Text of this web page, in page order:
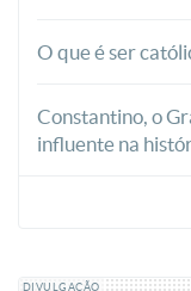
O que é ser
Constantino, o
influente na
DIVULGAÇÃO